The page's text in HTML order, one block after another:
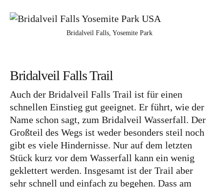
Gibraltar
Luxemburg
Niederlande
Österreich
Schweiz
Naher Osten
Oman
Bridalveil Falls, Yosemite Park
Bridalveil Falls Trail
Auch der Bridalveil Falls Trail ist für einen
schnellen Einstieg gut geeignet. Er führt, wie der
Name schon sagt, zum Bridalveil Wasserfall. Der
Großteil des Wegs ist weder besonders steil noch
gibt es viele Hindernisse. Nur auf dem letzten
Stück kurz vor dem Wasserfall kann ein wenig
geklettert werden. Insgesamt ist der Trail aber
sehr schnell und einfach zu begehen. Dass am